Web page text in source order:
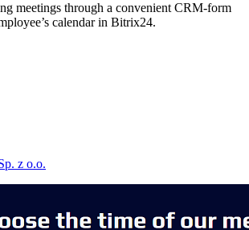
meetings through a convenient CRM-form
calendar in Bitrix24.
z o.o.